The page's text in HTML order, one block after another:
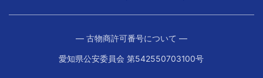
― 古物商許可番号について ―
愛知県公安委員会 第542550703100号